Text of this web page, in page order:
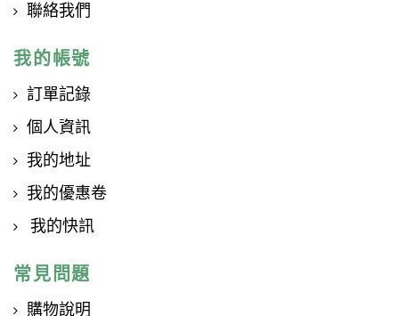
聯絡我們
我的帳號
訂單記錄
個人資訊
我的地址
我的優惠卷
我的快訊
常見問題
購物說明